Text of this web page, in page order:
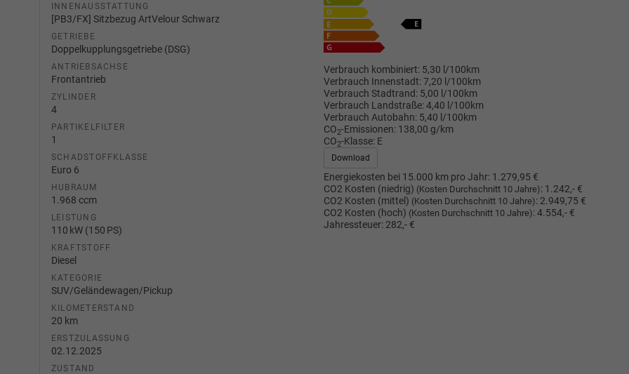
INNENAUSSTATTUNG
[PB3/FX] Sitzbezug ArtVelour Schwarz
GETRIEBE
Doppelkupplungsgetriebe (DSG)
ANTRIEBSACHSE
Frontantrieb
ZYLINDER
4
PARTIKELFILTER
1
SCHADSTOFFKLASSE
Euro 6
HUBRAUM
1.968 ccm
LEISTUNG
110 kW (150 PS)
KRAFTSTOFF
Diesel
KATEGORIE
SUV/Geländewagen/Pickup
KILOMETERSTAND
20 km
ERSTZULASSUNG
02.12.2025
ZUSTAND
Verbrauch kombiniert: 5,30 l/100km
Verbrauch Innenstadt:7,20 l/100km
Verbrauch Stadtrand: 5,00 l/100km
Verbrauch Landstraße:4,40 l/100km
Verbrauch Autobahn: 5,40 l/100km
CO2-Emissionen: 138,00 g/km
CO2-Klasse: E
Download
Energiekosten bei 15.000 km pro Jahr: 1.279,95 €
CO2 Kosten (niedrig) (Kosten Durchschnitt 10 Jahre): 1.242,- €
CO2 Kosten (mittel) (Kosten Durchschnitt 10 Jahre): 2.949,75 €
CO2 Kosten (hoch) (Kosten Durchschnitt 10 Jahre):4.554,- €
Jahressteuer: 282,- €